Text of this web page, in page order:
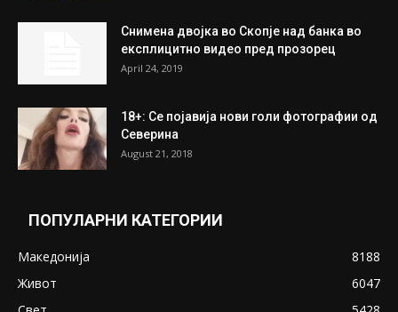
Снимена двојка во Скопје над банка во
експлицитно видео пред прозорец
April 24, 2019
18+: Се појавија нови голи фотографии од
Северина
August 21, 2018
ПОПУЛАРНИ КАТЕГОРИИ
Македонија
8188
Живот
6047